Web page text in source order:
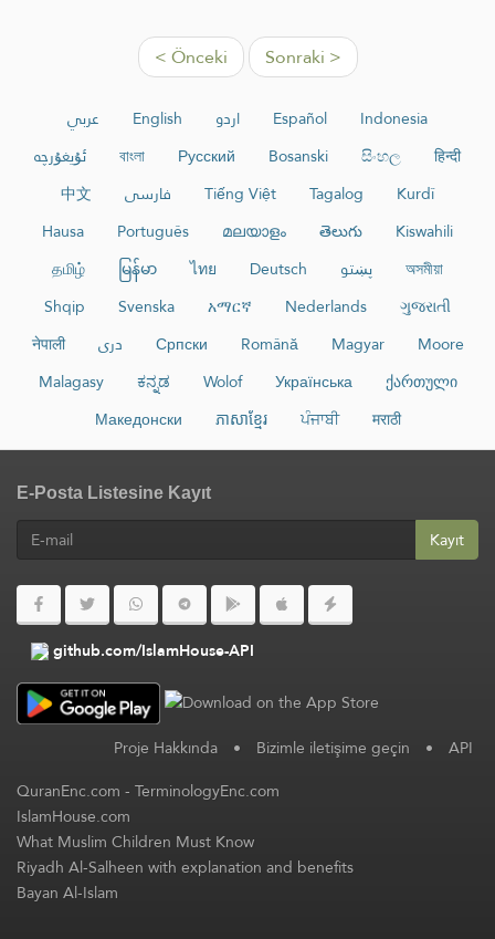
< Önceki Sonraki >
عربي English اردو Español
Indonesia
ئۇيغۇرچە
বাংলা Русский Bosanski සිංහල
हिन्दी
中文
فارسی Tiếng Việt Tagalog
Kurdî
Hausa
Português മലയാളം తెలుగు
Kiswahili
தமிழ்
မြန်မာ ไทย Deutsch پښتو
অসমীয়া
Shqip
Svenska አማርኛ Nederlands
ગુજરાતી
नेपाली
دری Српски Română Magyar
Moore
Malagasy
ಕನ್ನಡ Wolof Українська
ქართული
Македонски
ភាសាខ្មែរ ਪੰਜਾਬੀ मराठी
E-Posta Listesine Kayıt
Kayıt
github.com/IslamHouse-API
Proje Hakkında • Bizimle iletişime geçin • API
QuranEnc.com-TerminologyEnc.com
IslamHouse.com
What Muslim Children Must Know
Riyadh Al-Salheen with explanation and benefits
Bayan Al-Islam